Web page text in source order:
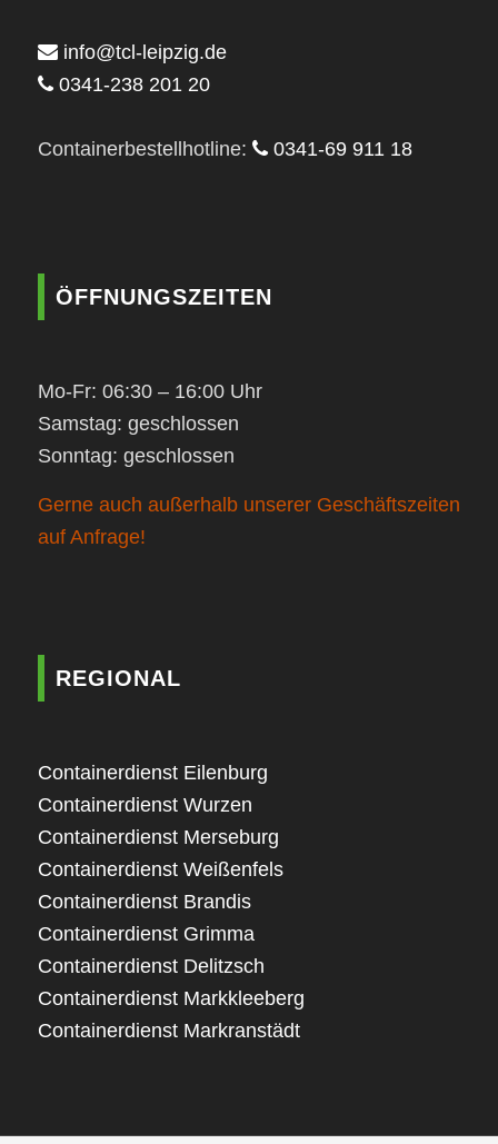
info@tcl-leipzig.de
0341-238 201 20
Containerbestellhotline: 0341-69 911 18
ÖFFNUNGSZEITEN
Mo-Fr: 06:30 – 16:00 Uhr
Samstag: geschlossen
Sonntag: geschlossen
Gerne auch außerhalb unserer Geschäftszeiten
auf Anfrage!
REGIONAL
Containerdienst Eilenburg
Containerdienst Wurzen
Containerdienst Merseburg
Containerdienst Weißenfels
Containerdienst Brandis
Containerdienst Grimma
Containerdienst Delitzsch
Containerdienst Markkleeberg
Containerdienst Markranstädt